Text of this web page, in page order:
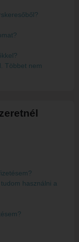
Többet nem
használni a